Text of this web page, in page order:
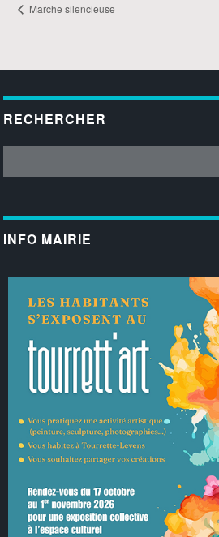
Marche silencieuse
RECHERCHER
INFO MAIRIE